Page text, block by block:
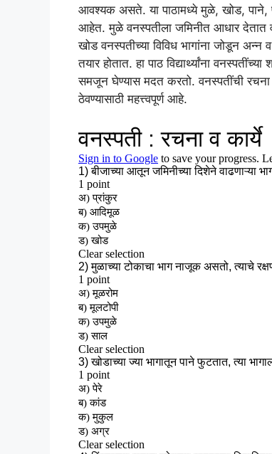
आवश्यक असते. या पाठामध्ये मुळे, खोड, पाने,
आहेत. मुळे वनस्पतीला जमिनीत आधार देतात व
खोड वनस्पतीच्या विविध भागांना जोडून
तयार होतात. हा पाठ विद्यार्थ्यांना
समजून घेण्यास मदत करतो. वनस्पतींची रचना
ठेवण्यासाठी महत्त्वपूर्ण आहे.